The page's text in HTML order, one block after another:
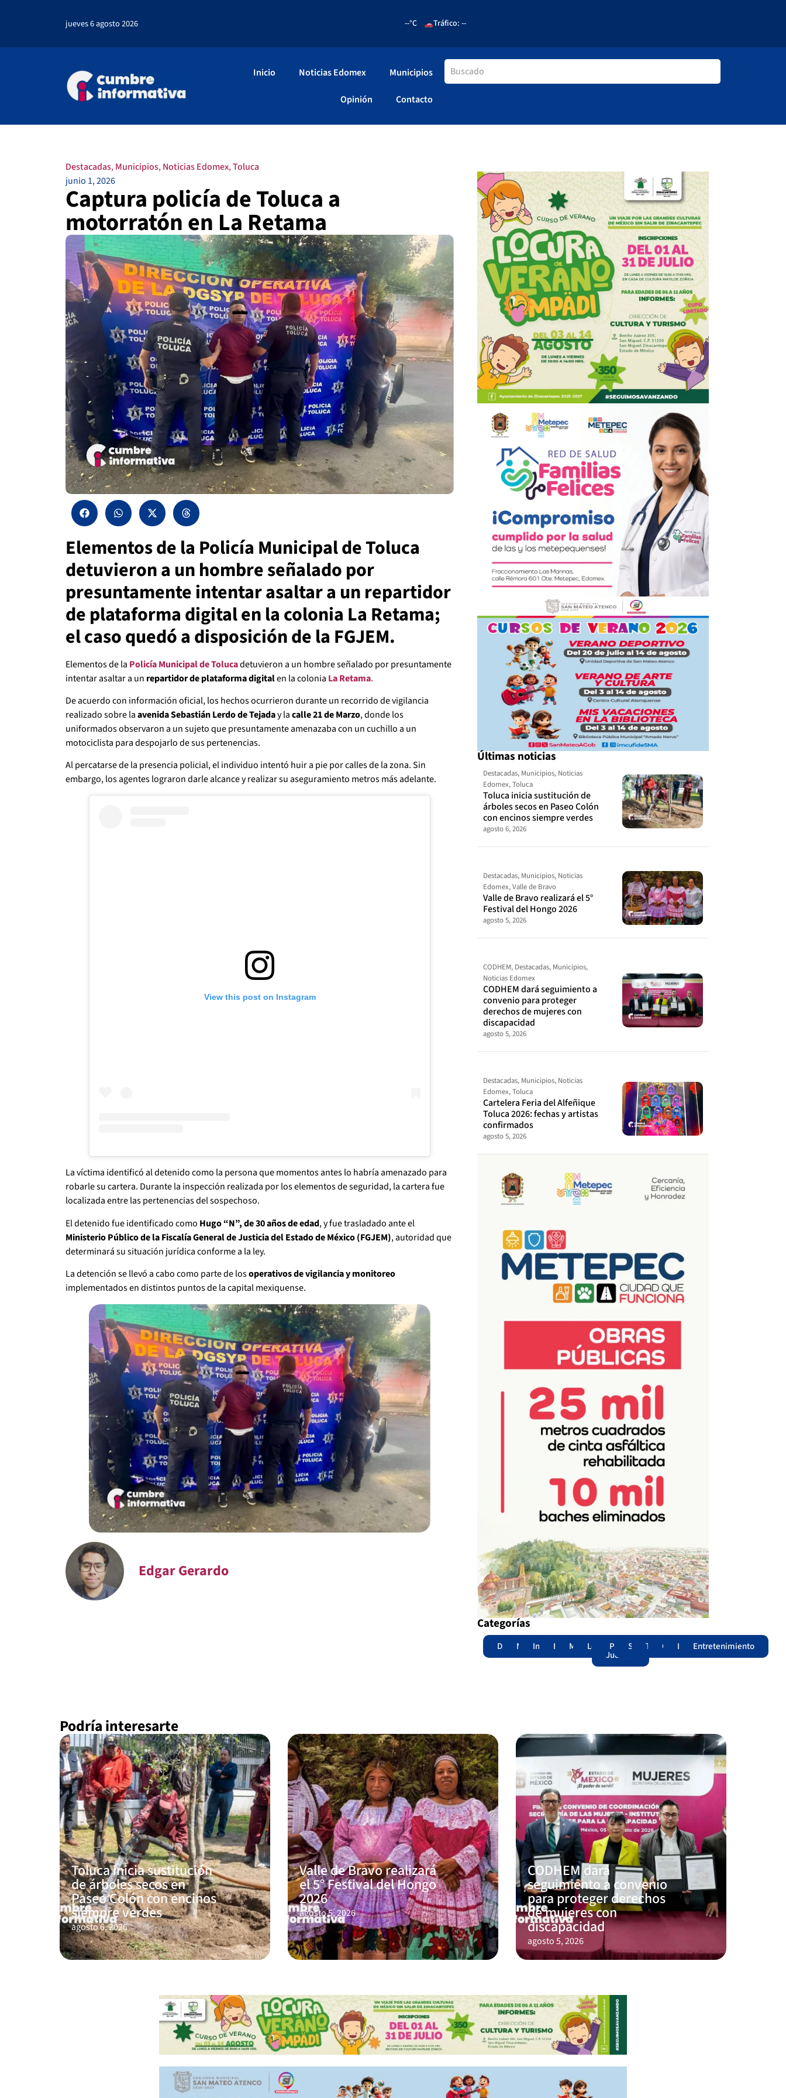
jueves 6 agosto 2026 --°C Tráfico: --
Inicio Noticias Edomex Municipios
Opinión Contacto
Destacadas,Municipios,Noticias Edomex,Toluca
junio 1, 2026
Captura policía de Toluca a
motorratón en La Retama
Elementos de la Policía Municipal de Toluca
detuvieron a un hombre señalado por
presuntamente intentar asaltar a un repartidor
de plataforma digital en la colonia La Retama;
el caso quedó a disposición de la FGJEM.
Elementos de la Policía Municipal de Tolucadetuvieron a un hombre señalado por presuntamente
intentar asaltar a un repartidor de plataforma digitalen la colonia La Retama.
De acuerdo con información oficial, los hechos ocurrieron durante un recorrido de vigilancia
realizado sobre laavenida Sebastián Lerdo de Tejaday lacalle 21 de Marzo, donde los
uniformados observaron a un sujeto que presuntamente amenazaba con un cuchillo a un
motociclista para despojarlo de sus pertenencias.
Al percatarse de la presencia policial, el individuo intentó huir a pie por calles de la zona. Sin
embargo, los agentes lograron darle alcance y realizar su aseguramiento metros más adelante.
View this post on Instagram
La víctima identificó al detenido como la persona que momentos antes lo habría amenazado para
robarle su cartera. Durante la inspección realizada por los elementos de seguridad, la cartera fue
localizada entre las pertenencias del sospechoso.
El detenido fue identificado como Hugo “N”, de 30 años de edad, y fue trasladado ante el
Ministerio Público de la Fiscalía General de Justicia del Estado de México (FGJEM), autoridad que
determinará su situación jurídica conforme a la ley.
La detención se llevó a cabo como parte de losoperativos de vigilancia y monitoreo
implementados en distintos puntos de la capital mexiquense.
Edgar Gerardo
Últimas noticias
Destacadas, Municipios, Noticias
Edomex,Toluca
Toluca inicia sustitución de
árboles secos en Paseo Colón
con encinos siempre verdes
agosto 6, 2026
Destacadas, Municipios, Noticias
Edomex,Valle de Bravo
Valle de Bravo realizará el 5°
Festival del Hongo 2026
agosto 5, 2026
CODHEM, Destacadas, Municipios,
Noticias Edomex
CODHEM dará seguimiento a
convenio para proteger
derechos de mujeres con
discapacidad
agosto 5, 2026
Destacadas, Municipios, Noticias
Edomex,Toluca
Cartelera Feria del Alfeñique
Toluca 2026: fechas y artistas
confirmados
agosto 5, 2026
Categorías
Destacadas
NacionalInternacional
EdomexMunicipiosLegislatura
Poder
Judicial
SeguridadTrámites
OpiniónLomitosEntretenimiento
Podría interesarte
Toluca inicia sustitución
de árboles secos en
Paseo Colón con encinos
siempre verdes
agosto 6, 2026
Valle de Bravo realizará
el 5° Festival del Hongo
2026
agosto 5, 2026
CODHEM dará
seguimiento a convenio
para proteger derechos
de mujeres con
discapacidad
agosto 5, 2026